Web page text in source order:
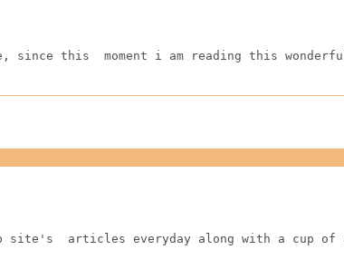
this  moment i am reading this
site's  articles everyday along with a cup of